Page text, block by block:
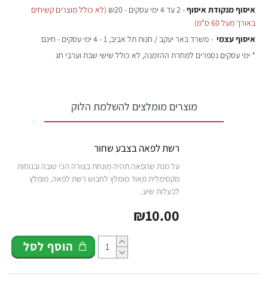
איסוף מנקודת איסוף- 2 עד 4 ימי עסקים - ₪20
(לא כולל מוצרים קשיחים
באורך מעל 60 ס"מ)
איסוף עצמי - משרד באר יעקב / חנות תל אביב, 1 - 4 ימי עסקים - חינם
* ימי עסקים נספרים למחרת ההזמנה, לא כולל שישי שבת וערבי חג
מוצרים מומלצים להשלמת הלוק
רשת לפאה בצבע שחור
על מנת שהפאה תהיה מונחת בצורה הכי טובה ובנוחות
מקסימלית מאוד מומלץ לחבוש רשת לפאה. מומלץ
לבעלות שיע..
₪10.00
הוסף לסל